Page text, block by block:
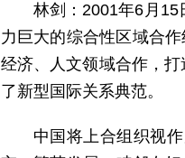
林剑：2001年6月
力巨大的综合性区域合
经济、人文领域合作，
了新型国际关系典范。
中国将上合组织视